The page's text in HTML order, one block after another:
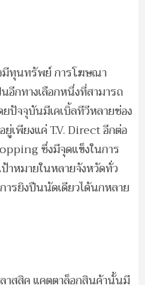
มีทุนทรัพย์ การโฆษณา
กทางเลือกหนึ่งที่สามารถ
ปัจจุบันมีเคเบิ้ลทีวีหลายช่อง
เพียงแค่ T.V. Direct อีกต่อ
ซึ่งมีจุดแข็งในการ
หมายในหลายจังหวัดทั่ว
ารยิงปืนนัดเดียวได้นกหลาย
าสสิค แคตตาล็อกสินค้านั้นมี